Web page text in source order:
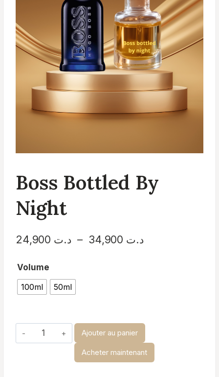
Boss Bottled By
Night
د.ت – د.تPlage
Volume
100ml
50ml
quantité
de
Ajouter au panier
Acheter maintenant